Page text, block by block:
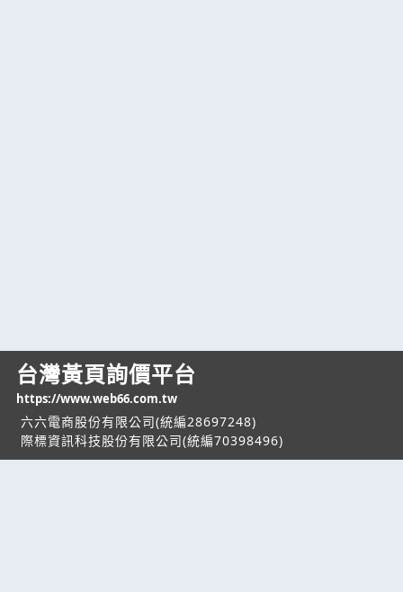
台灣黃頁詢價平台
https://www.web66.com.tw
六六電商股份有限公司(統編28697248)
際標資訊科技股份有限公司(統編70398496)